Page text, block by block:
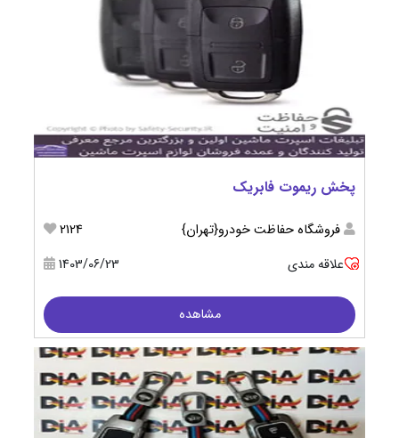
پخش ریموت فابریک
فروشگاه حفاظت خودرو{تهران}
2124
علاقه مندی
1403/06/23
مشاهده